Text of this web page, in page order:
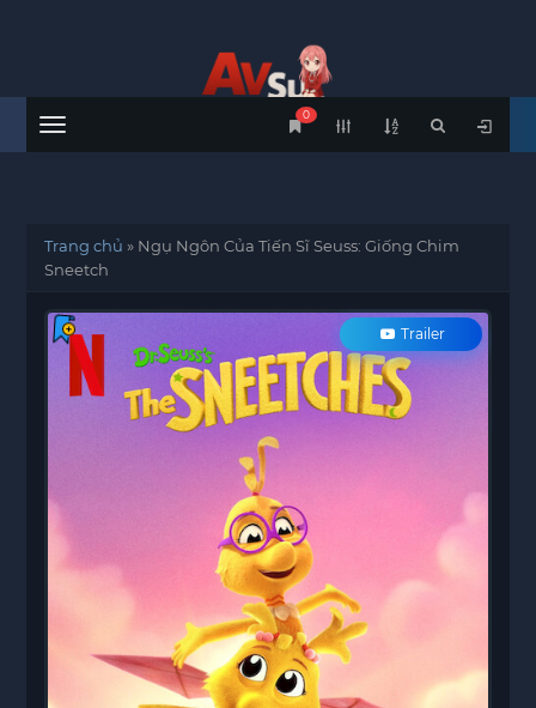
Menu
0
Trang chủ » Ngụ Ngôn Của Tiến Sĩ Seuss: Giống Chim
Sneetch
Trailer